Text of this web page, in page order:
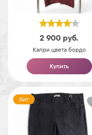
2 900 руб.
Капри цвета бордо
Купить
Хит